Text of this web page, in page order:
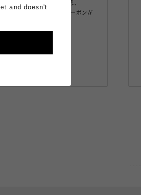
品の購入、店舗の在庫確認、
プリ限定のコンテンツやクーポンが
and doesn't